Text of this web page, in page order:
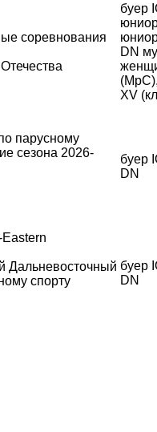
соревнования
буер
DN
XV
парусному
сезона 2026-
буер
DN
Eastern
Дальневосточный
спорту
буер
DN